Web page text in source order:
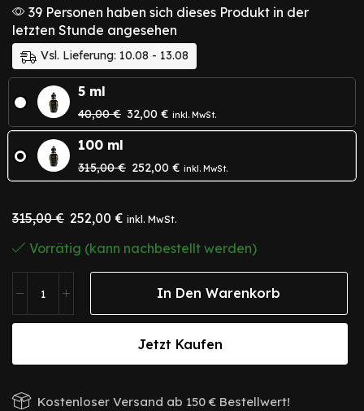
39 Personen haben sich dieses Produkt in der
letzten Stunde angesehen
Vsl. Lieferung: 10.08 - 13.08
5 ml
40,00€ 32,00 € inkl. MwSt.
100 ml
315,00€ 252,00 € inkl. MwSt.
315,00€ 252,00 € inkl. MwSt.
Vorrätig (kann nachbestellt werden)
In Den Warenkorb
Jetzt Kaufen
Kostenloser Versand ab 150 € Bestellwert!